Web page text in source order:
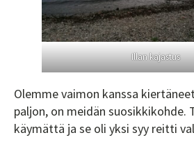
Illan kajastus
Olemme vaimon kanssa
paljon, on meidän suosikkikohde.
käymättä ja se oli yksi syy reitti